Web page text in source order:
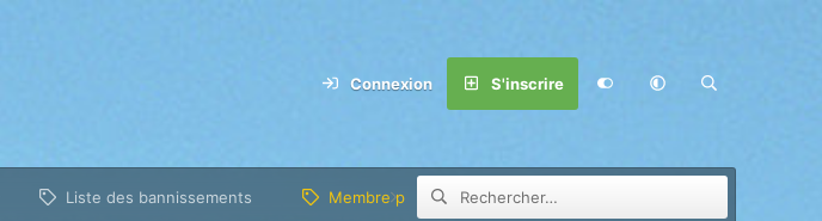
Connexion S'inscrire
Liste des bannissements Membre privilège